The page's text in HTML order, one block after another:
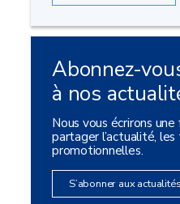
Abonnez-
à nos
Nous vous écrirons
partager l’actualité,
promotionnelles.
S’abonner aux actualités